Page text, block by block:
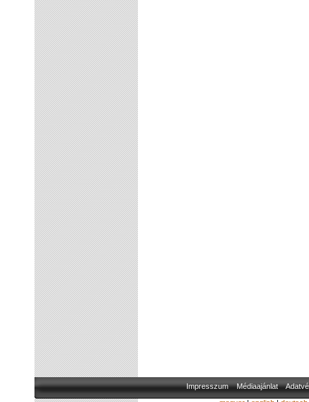
Impresszum Médiaajánlat